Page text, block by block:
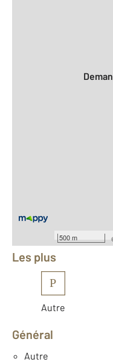
500 m
Équipements
Les plus
P
Autre
Général
Autre